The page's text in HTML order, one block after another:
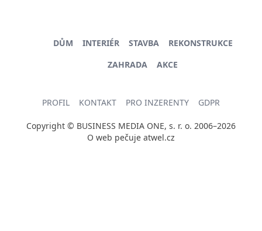
DŮM INTERIÉR STAVBA
REKONSTRUKCE
ZAHRADA
AKCE
PROFIL KONTAKT PRO INZERENTY GDPR
Copyright © BUSINESS MEDIA ONE, s. r. o. 2006–2026